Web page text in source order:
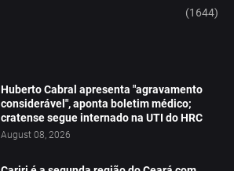
(1644)
Huberto Cabral apresenta "agravamento
considerável", aponta boletim médico;
cratense segue internado na UTI do HRC
August 08, 2026